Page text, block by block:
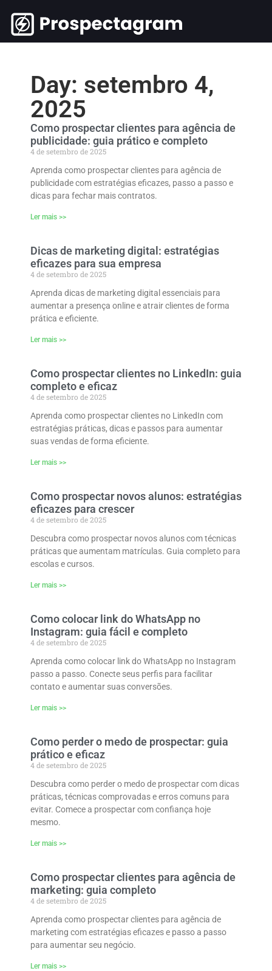
Day: setembro 4,
2025
Como prospectar clientes para agência de
publicidade: guia prático e completo
4 de setembro de 2025
Aprenda como prospectar clientes para agência de
publicidade com estratégias eficazes, passo a passo e
dicas para fechar mais contratos.
Ler mais >>
Dicas de marketing digital: estratégias
eficazes para sua empresa
4 de setembro de 2025
Aprenda dicas de marketing digital essenciais para
aumentar a presença online e atrair clientes de forma
prática e eficiente.
Ler mais >>
Como prospectar clientes no LinkedIn: guia
completo e eficaz
4 de setembro de 2025
Aprenda como prospectar clientes no LinkedIn com
estratégias práticas, dicas e passos para aumentar
suas vendas de forma eficiente.
Ler mais >>
Como prospectar novos alunos: estratégias
eficazes para crescer
4 de setembro de 2025
Descubra como prospectar novos alunos com técnicas
práticas que aumentam matrículas. Guia completo para
escolas e cursos.
Ler mais >>
Como colocar link do WhatsApp no
Instagram: guia fácil e completo
4 de setembro de 2025
Aprenda como colocar link do WhatsApp no Instagram
passo a passo. Conecte seus perfis para facilitar
contato e aumentar suas conversões.
Ler mais >>
Como perder o medo de prospectar: guia
prático e eficaz
4 de setembro de 2025
Descubra como perder o medo de prospectar com dicas
práticas, técnicas comprovadas e erros comuns para
evitar. Comece a prospectar com confiança hoje
mesmo.
Ler mais >>
Como prospectar clientes para agência de
marketing: guia completo
4 de setembro de 2025
Aprenda como prospectar clientes para agência de
marketing com estratégias eficazes e passo a passo
para aumentar seu negócio.
Ler mais >>